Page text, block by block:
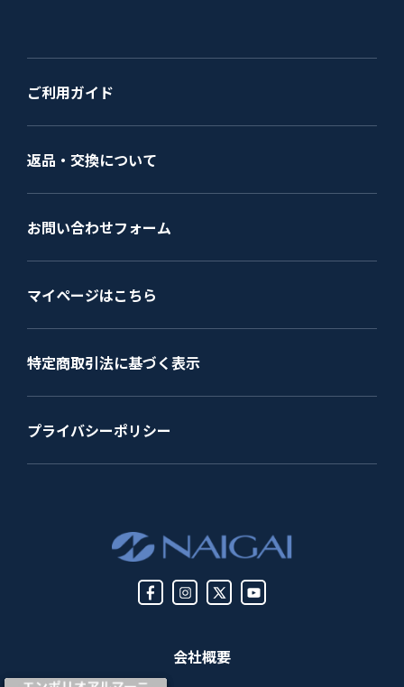
会社概要
ご利用ガイド
返品・交換について
お問い合わせフォーム
マイページはこちら
特定商取引法に基づく表示
プライバシーポリシー